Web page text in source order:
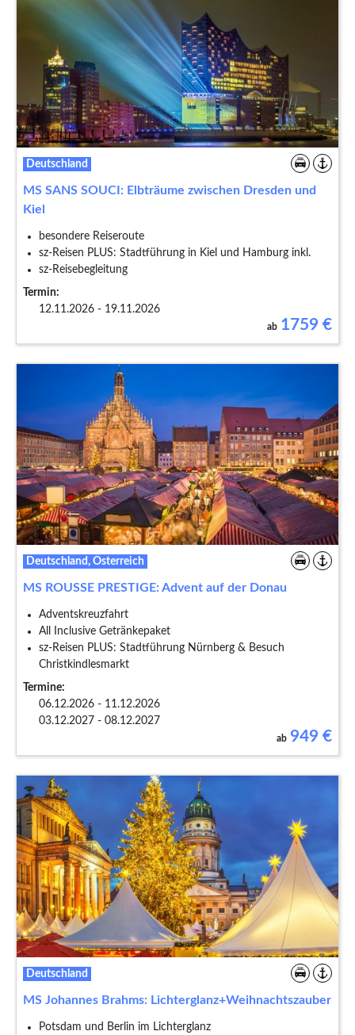
Deutschland
MS SANS SOUCI: Elbträume zwischen Dresden und
Kiel
besondere Reiseroute
sz-Reisen PLUS: Stadtführung in Kiel und Hamburg inkl.
sz-Reisebegleitung
Termin:
12.11.2026 - 19.11.2026
ab 1759 €
Deutschland, Österreich
MS ROUSSE PRESTIGE: Advent auf der Donau
Adventskreuzfahrt
All Inclusive Getränkepaket
sz-Reisen PLUS: Stadtführung Nürnberg & Besuch
Christkindlesmarkt
Termine:
06.12.2026 - 11.12.2026
03.12.2027 - 08.12.2027
ab 949 €
Deutschland
MS Johannes Brahms: Lichterglanz+Weihnachtszauber
Potsdam und Berlin im Lichterglanz